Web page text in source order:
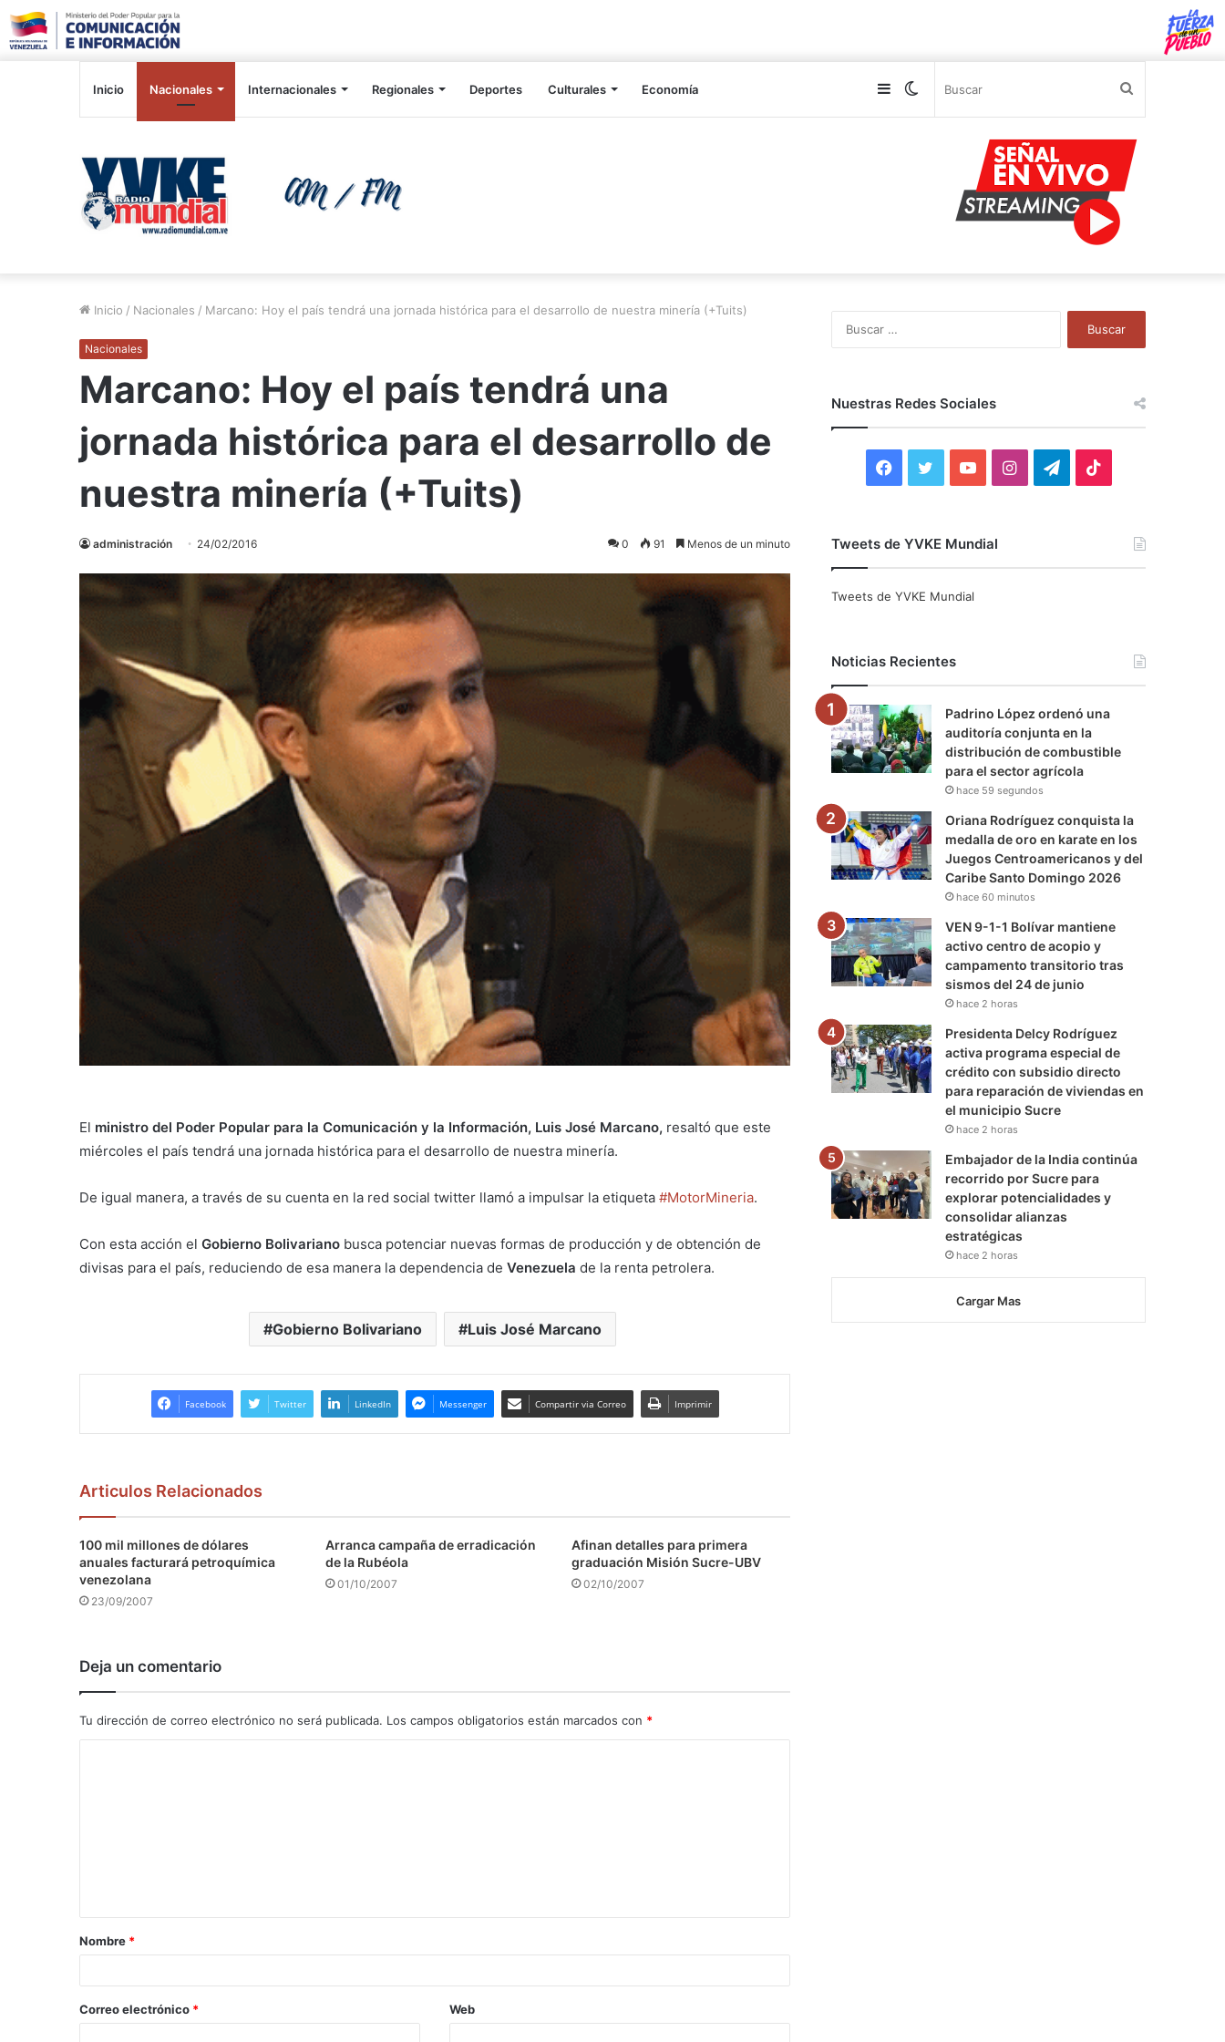
Inicio Nacionales Internacionales Regionales Deportes Culturales Economía Switch
Sidebar
Inicio / Nacionales / Marcano: Hoy el país tendrá una jornada histórica para el desarrollo de nuestra minería (+Tuits)
Nacionales
Marcano: Hoy el país tendrá una
jornada histórica para el desarrollo de
nuestra minería (+Tuits)
administración 24/02/2016 0 91 Menos de un minuto
El ministro del Poder Popular para la Comunicación y la Información, Luis José Marcano, resaltó que este
miércoles el país tendrá una jornada histórica para el desarrollo de nuestra minería.
De igual manera, a través de su cuenta en la red social twitter llamó a impulsar la etiqueta #MotorMineria.
Con esta acción el Gobierno Bolivariano busca potenciar nuevas formas de producción y de obtención de
divisas para el país, reduciendo de esa manera la dependencia de Venezuela de la renta petrolera.
Gobierno Bolivariano Luis José Marcano
Facebook Twitter LinkedIn Messenger Compartir via Correo Imprimir
Articulos Relacionados
100 mil millones de dólares
anuales facturará petroquímica
venezolana
23/09/2007
Arranca campaña de erradicación
de la Rubéola
01/10/2007
Afinan detalles para primera
graduación Misión Sucre-UBV
02/10/2007
Deja un comentario
Tu dirección de correo electrónico no será publicada. Los campos obligatorios están marcados con *
a
r
*
Nombre *
Correo electrónico * Web
Nuestras Redes Sociales
F
c
o
k
i
r
Y
u
e
I
r
a
m
T
a
m
Tweets de YVKE Mundial
Tweets de YVKE Mundial
Noticias Recientes
Padrino López ordenó una
auditoría conjunta en la
distribución de combustible
para el sector agrícola
hace 59 segundos
Oriana Rodríguez conquista la
medalla de oro en karate en los
Juegos Centroamericanos y del
Caribe Santo Domingo 2026
hace 60 minutos
VEN 9-1-1 Bolívar mantiene
activo centro de acopio y
campamento transitorio tras
sismos del 24 de junio
hace 2 horas
Presidenta Delcy Rodríguez
activa programa especial de
crédito con subsidio directo
para reparación de viviendas en
el municipio Sucre
hace 2 horas
Embajador de la India continúa
recorrido por Sucre para
explorar potencialidades y
consolidar alianzas
estratégicas
hace 2 horas
Cargar Mas